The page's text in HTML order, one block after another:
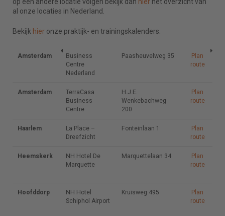
op een andere locatie volgen bekijk dan hier het overzicht van
al onze locaties in Nederland.
Bekijk hier onze praktijk- en trainingskalenders.
Amsterdam
Business
Centre
Nederland
Paasheuvelweg
Plan
Amsterdam
TerraCasa
Business
Centre
Wenkebachweg
route
Haarlem
La Place –
Dreefzicht
Fonteinlaan 1
Heemskerk
NH Hotel
De
Marquettelaan
Plan
Hoofddorp
NH Hotel
Schiphol
Kruisweg 495
Business
Centre
Nederland
Paasheuvelweg 35
Plan
route
TerraCasa
Business
Centre
H.J.E.
Wenkebachweg
200
Plan
route
La Place –
Dreefzicht
Fonteinlaan 1
Plan
route
NH Hotel De
Marquette
Marquettelaan 34
Plan
route
NH Hotel
Schiphol Airport
Kruisweg 495
Plan
route